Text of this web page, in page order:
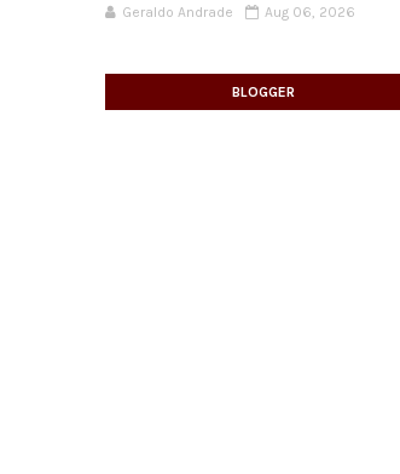
Geraldo Andrade Aug 06, 2026
BLOGGER